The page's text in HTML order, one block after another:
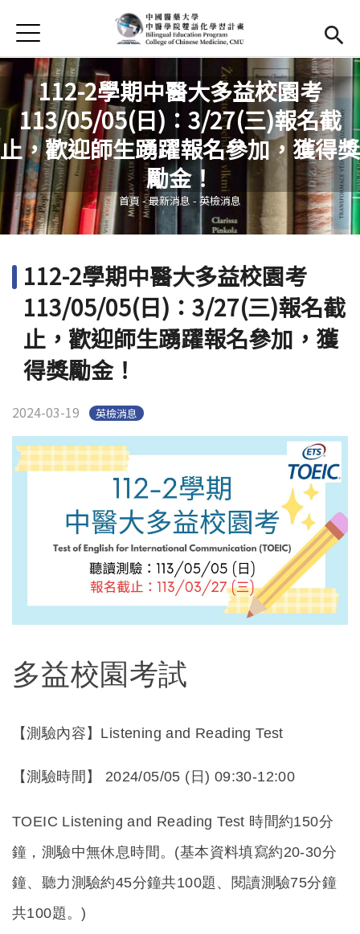
首頁
首頁
最新消息
EMI課程
活動集錦
學習資源
雙語中心(link is external)
中醫學院(link is external)
官方YouTube (link is external)
Jump to Navigation
Jump to Main content
112-2學期中醫大多益校園考
113/05/05(日)：3/27(三)報名截
止，歡迎師生踴躍報名參加，獲得獎
勵金！
您在這裡
首頁 -最新消息 - 英檢消息
112-2學期中醫大多益校園考
113/05/05(日)：3/27(三)報名截
止，歡迎師生踴躍報名參加，獲
得獎勵金！
2024-03-19 英檢消息
多益校園考試
【測驗內容】Listening and Reading Test
【測驗時間】 2024/05/05 (日) 09:30-12:00
TOEIC Listening and Reading Test 時間約150分
鐘，測驗中無休息時間。(基本資料填寫約20-30分
鐘、聽力測驗約45分鐘共100題、閱讀測驗75分鐘
共100題。)